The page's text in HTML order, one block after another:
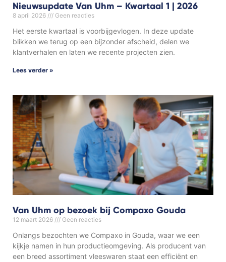
Nieuwsupdate Van Uhm – Kwartaal 1 | 2026
8 april 2026 Geen reacties
Het eerste kwartaal is voorbijgevlogen. In deze update
blikken we terug op een bijzonder afscheid, delen we
klantverhalen en laten we recente projecten zien.
Lees verder »
Van Uhm op bezoek bij Compaxo Gouda
12 maart 2026 Geen reacties
Onlangs bezochten we Compaxo in Gouda, waar we een
kijkje namen in hun productieomgeving. Als producent van
een breed assortiment vleeswaren staat een efficiënt en